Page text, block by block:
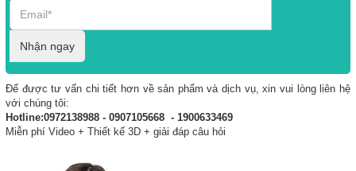
Nhận ngay
Để được tư vấn chi tiết hơn về sản phẩm và dịch vụ, xin vui lòng liên hệ
với chúng tôi:
Hotline:0972138988 - 0907105668 - 1900633469
Miễn phí Video + Thiết kế 3D + giải đáp câu hỏi